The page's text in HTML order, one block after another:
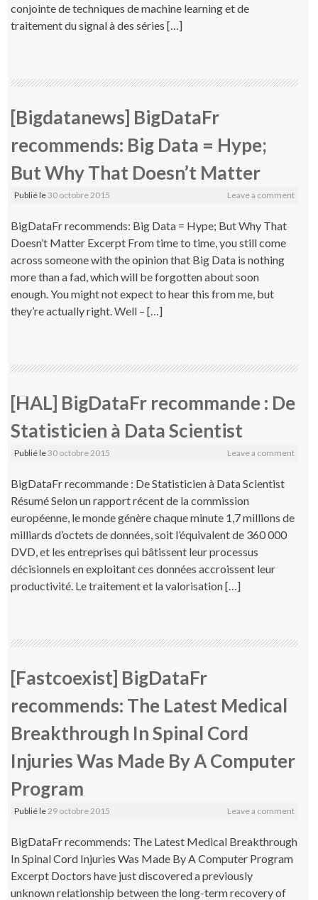
conjointe de techniques de machine learning et de
traitement du signal à des séries […]
[Bigdatanews] BigDataFr
recommends: Big Data = Hype;
But Why That Doesn’t Matter
Publié le30 octobre 2015 Leave a comment
BigDataFr recommends: Big Data = Hype; But Why That
Doesn’t Matter Excerpt From time to time, you still come
across someone with the opinion that Big Data is nothing
more than a fad, which will be forgotten about soon
enough. You might not expect to hear this from me, but
they’re actually right. Well – […]
[HAL] BigDataFr recommande : De
Statisticien à Data Scientist
Publié le30 octobre 2015 Leave a comment
BigDataFr recommande : De Statisticien à Data Scientist
Résumé Selon un rapport récent de la commission
européenne, le monde génère chaque minute 1,7 millions de
milliards d’octets de données, soit l’équivalent de 360 000
DVD, et les entreprises qui bâtissent leur processus
décisionnels en exploitant ces données accroissent leur
productivité. Le traitement et la valorisation […]
[Fastcoexist] BigDataFr
recommends: The Latest Medical
Breakthrough In Spinal Cord
Injuries Was Made By A Computer
Program
Publié le 29 octobre 2015 Leave a comment
BigDataFr recommends: The Latest Medical Breakthrough
In Spinal Cord Injuries Was Made By A Computer Program
Excerpt Doctors have just discovered a previously
unknown relationship between the long-term recovery of